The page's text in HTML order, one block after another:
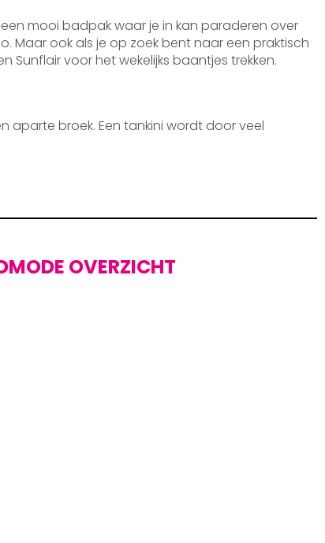
mooi badpak waar je in kan paraderen over
Maar ook als je op zoek bent naar een praktisch
Sunflair voor het wekelijks baantjes trekken.
aparte broek. Een tankini wordt door veel
OVERZICHT